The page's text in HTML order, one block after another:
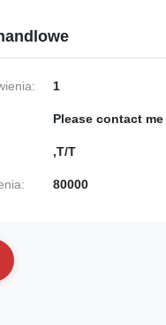
1
Please contact me
,T/T
80000